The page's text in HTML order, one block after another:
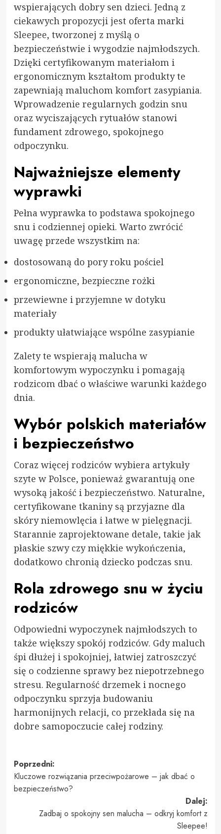
wspierających dobry sen dzieci. Jedną z
ciekawych propozycji jest oferta marki
Sleepee, tworzonej z myślą o
bezpieczeństwie i wygodzie najmłodszych.
Dzięki certyfikowanym materiałom i
ergonomicznym kształtom produkty te
zapewniają maluchom komfort zasypiania.
Wprowadzenie regularnych godzin snu
oraz wyciszających rytuałów stanowi
fundament zdrowego, spokojnego
odpoczynku.
Najważniejsze elementy
wyprawki
Pełna wyprawka to podstawa spokojnego
snu i codziennej opieki. Warto zwrócić
uwagę przede wszystkim na:
dostosowaną do pory roku pościel
ergonomiczne, bezpieczne rożki
przewiewne i przyjemne w dotyku
materiały
produkty ułatwiające wspólne zasypianie
Zalety te wspierają malucha w
komfortowym wypoczynku i pomagają
rodzicom dbać o właściwe warunki każdego
dnia.
Wybór polskich materiałów
i bezpieczeństwo
Coraz więcej rodziców wybiera artykuły
szyte w Polsce, ponieważ gwarantują one
wysoką jakość i bezpieczeństwo. Naturalne,
certyfikowane tkaniny są przyjazne dla
skóry niemowlęcia i łatwe w pielęgnacji.
Starannie zaprojektowane detale, takie jak
płaskie szwy czy miękkie wykończenia,
dodatkowo chronią dziecko podczas snu.
Rola zdrowego snu w życiu
rodziców
Odpowiedni wypoczynek najmłodszych to
także większy spokój rodziców. Gdy maluch
śpi dłużej i spokojniej, łatwiej zatroszczyć
się o codzienne sprawy bez niepotrzebnego
stresu. Regularność drzemek i nocnego
odpoczynku sprzyja budowaniu
harmonijnych relacji, co przekłada się na
dobre samopoczucie całej rodziny.
Zobacz
wpisy
Poprzedni:
Kluczowe rozwiązania przeciwpożarowe – jak dbać o
bezpieczeństwo?
Dalej:
Zadbaj o spokojny sen malucha – odkryj komfort z
Sleepee!